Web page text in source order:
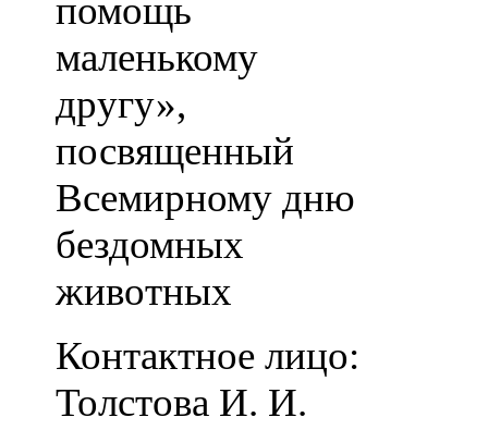
помощь
маленькому
другу»,
посвященный
Всемирному дню
бездомных
животных
Контактное лицо:
Толстова И. И.